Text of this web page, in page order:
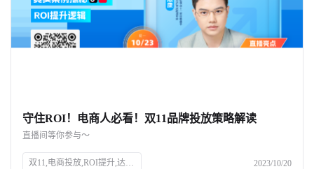
资源中心
关于我们
公司介绍
守住ROI！电商人必看！双11品牌投放策略解读
直播间等你参与～
双11,电商投放,ROI提升,达人筛选,预算控制,品牌策略,抖、红平台,炼丹炉大数据,知衣科技,AI科技 2023/10/20